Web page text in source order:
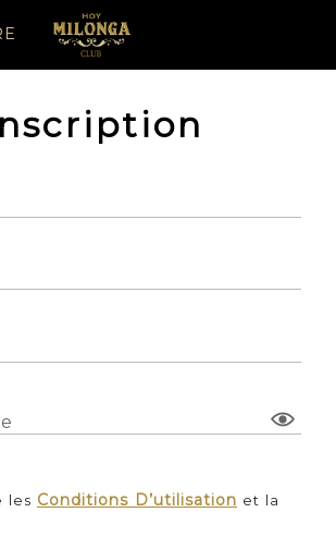
les Conditions D’utilisation et la